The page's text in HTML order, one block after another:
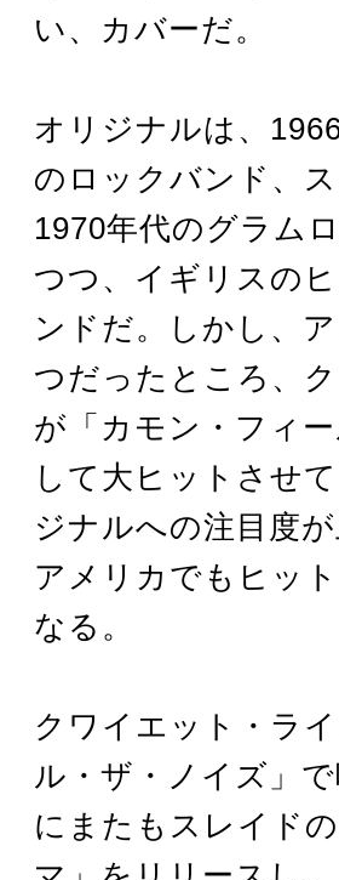
い、カバーだ。
オリジナルは、
のロックバンド、
1970年代のグラム
つつ、イギリスの
ンドだ。しかし、
つだったところ、
が「カモン・フィ
して大ヒットさせ
ジナルへの注目度
アメリカでもヒッ
なる。
クワイエット・ラ
ル・ザ・ノイズ」
にまたもスレイド